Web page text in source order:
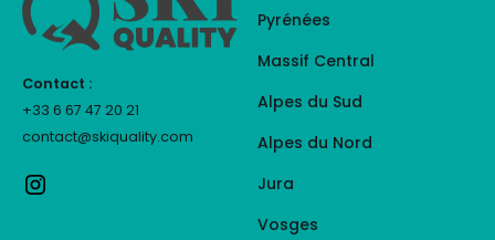
Contact :
+33 6 67 47 20 21
contact@skiquality.com
Pyrénées
Massif Central
Alpes du Sud
Alpes du Nord
Jura
Vosges